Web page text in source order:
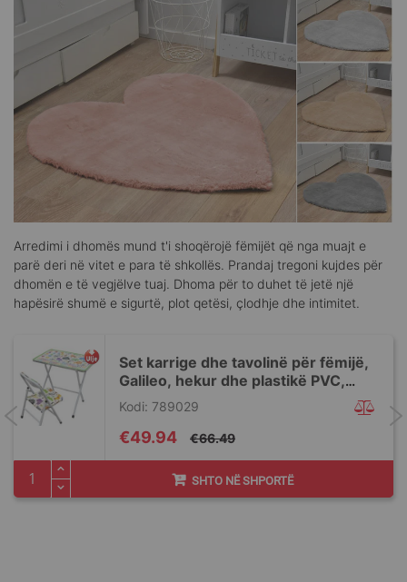
Arredimi i dhomës mund t'i shoqërojë fëmijët që nga muajt e
parë deri në vitet e para të shkollës. Prandaj tregoni kujdes për
dhomën e të vegjëlve tuaj. Dhoma për to duhet të jetë një
hapësirë shumë e sigurtë, plot qetësi, çlodhje dhe intimitet.
Set karrige dhe tavolinë për fëmijë,
Galileo, hekur dhe plastikë PVC,
60x40x50 cm, e bardhë, 2 copë
Special
Price
€49.94 €66.49
Kodi: 789029
SHTO NË SHPORTË